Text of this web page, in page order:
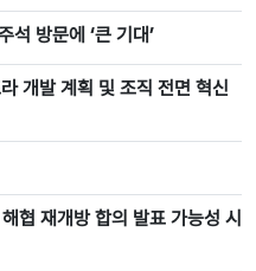
석 방문에 ‘큰 기대’
개발 계획 및 조직 전면 혁신
협 재개방 합의 발표 가능성 시